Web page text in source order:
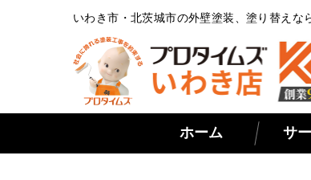
いわき市・北茨城市の外壁塗装、塗り替えな
ホーム サ